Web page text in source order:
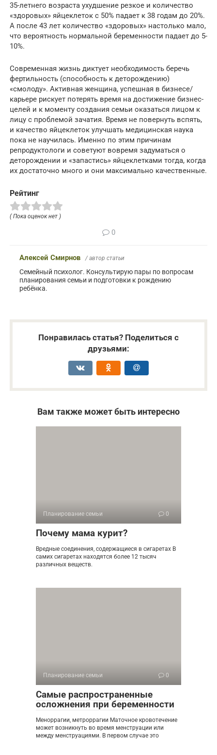
35-летнего возраста ухудшение резкое и количество
«здоровых» яйцеклеток с 50% падает к 38 годам до 20%.
А после 43 лет количество «здоровых» настолько мало,
что вероятность нормальной беременности падает до 5-
10%.
Современная жизнь диктует необходимость беречь
фертильность (способность к деторождению)
«смолоду». Активная женщина, успешная в бизнесе/
карьере рискует потерять время на достижение бизнес-
целей и к моменту создания семьи оказаться лицом к
лицу с проблемой зачатия. Время не повернуть вспять,
и качество яйцеклеток улучшать медицинская наука
пока не научилась. Именно по этим причинам
репродуктологи и советуют вовремя задуматься о
деторождении и «запастись» яйцеклетками тогда, когда
их достаточно много и они максимально качественные.
Рейтинг
( Пока оценок нет )
0
Алексей Смирнов / автор статьи
Семейный психолог. Консультирую пары по вопросам
планирования семьи и подготовки к рождению
ребёнка.
Понравилась статья? Поделиться с
друзьями:
Вам также может быть интересно
Планирование семьи 0
Почему мама курит?
Вредные соединения, содержащиеся в сигаретах В
самих сигаретах находятся более 12 тысяч
различных веществ.
Планирование семьи 0
Самые распространенные
осложнения при беременности
Меноррагии, метроррагии Маточное кровотечение
может возникнуть во время менструации или
между менструациями. В первом случае это